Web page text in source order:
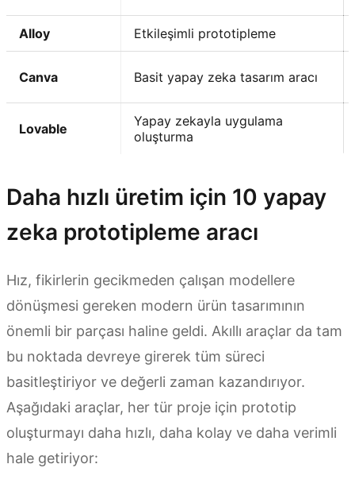
Alloy Etkileşimli prototipleme
Canva Basit yapay zeka tasarım aracı
Lovable
Yapay zekayla uygulama
oluşturma
Daha hızlı üretim için 10 yapay
zeka prototipleme aracı
Hız, fikirlerin gecikmeden çalışan modellere
dönüşmesi gereken modern ürün tasarımının
önemli bir parçası haline geldi. Akıllı araçlar da tam
bu noktada devreye girerek tüm süreci
basitleştiriyor ve değerli zaman kazandırıyor.
Aşağıdaki araçlar, her tür proje için prototip
oluşturmayı daha hızlı, daha kolay ve daha verimli
hale getiriyor: